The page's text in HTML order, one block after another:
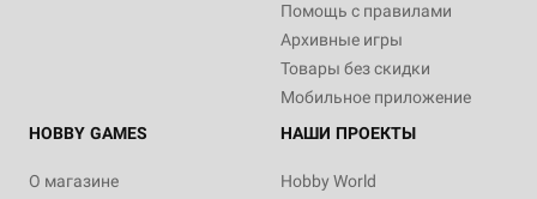
Помощь с правилами
Архивные игры
Товары без скидки
Мобильное приложение
HOBBY GAMES
О магазине
НАШИ ПРОЕКТЫ
Hobby World